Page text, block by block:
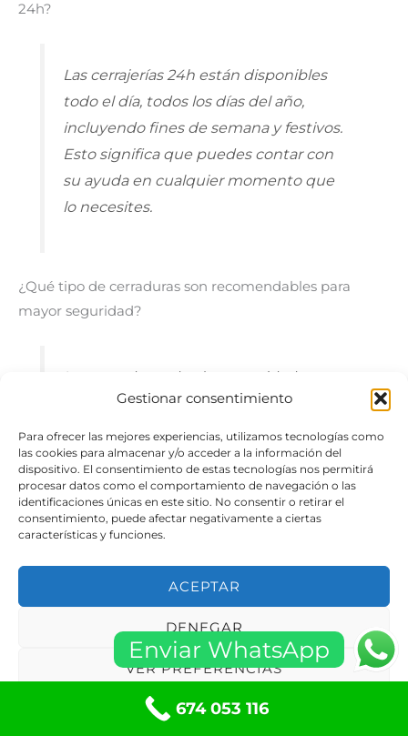
Gestionar consentimiento
Para ofrecer las mejores experiencias, utilizamos tecnologías como
las cookies para almacenar y/o acceder a la información del
dispositivo. El consentimiento de estas tecnologías nos permitirá
procesar datos como el comportamiento de navegación o las
identificaciones únicas en este sitio. No consentir o retirar el
consentimiento, puede afectar negativamente a ciertas
características y funciones.
ACEPTAR
DENEGAR
VER PREFERENCIAS
Política de cookiesPolíticas de privacidad
24h?
Las cerrajerías 24h están disponibles
todo el día, todos los días del año,
incluyendo fines de semana y festivos.
Esto significa que puedes contar con
su ayuda en cualquier momento que
lo necesites.
¿Qué tipo de cerraduras son recomendables para
mayor seguridad?
Las cerraduras de alta seguridad, como
las que cuentan con sistemas de doble
cilindro o cerraduras inteligentes, son
altamente recomendables. Estas
cerraduras ofrecen mayor resistencia a
los intentos de forzamiento y pueden
incluir características adicionales como
alarmas integradas.
¿Es necesario cambiar todas las cerraduras después de
Enviar WhatsApp
674 053 116